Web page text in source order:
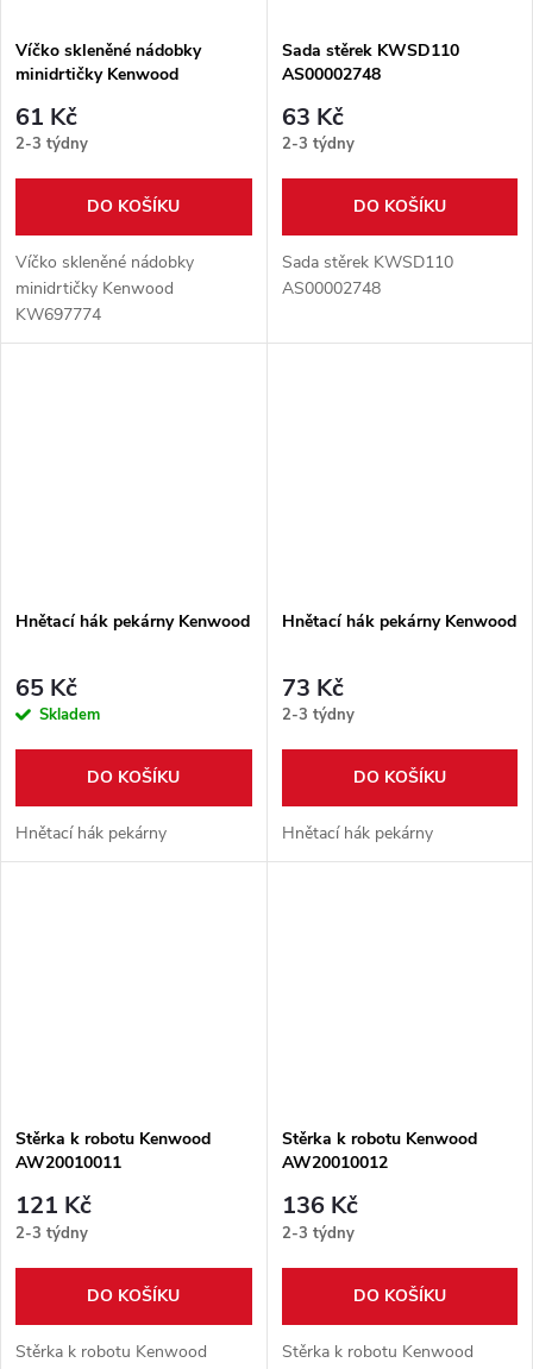
Víčko skleněné nádobky
minidrtičky Kenwood
61 Kč
2-3 týdny
DO KOŠÍKU
Víčko skleněné nádobky
minidrtičky Kenwood
KW697774
Sada stěrek KWSD110
AS00002748
63 Kč
2-3 týdny
DO KOŠÍKU
Sada stěrek KWSD110
AS00002748
Hnětací hák pekárny Kenwood
65 Kč
Skladem
DO KOŠÍKU
Hnětací hák pekárny
Hnětací hák pekárny Kenwood
73 Kč
2-3 týdny
DO KOŠÍKU
Hnětací hák pekárny
Stěrka k robotu Kenwood
AW20010011
121 Kč
2-3 týdny
DO KOŠÍKU
Stěrka k robotu Kenwood
Stěrka k robotu Kenwood
AW20010012
136 Kč
2-3 týdny
DO KOŠÍKU
Stěrka k robotu Kenwood